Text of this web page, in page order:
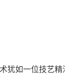
犹如一位技艺